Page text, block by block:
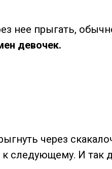
нее прыгать,
девочек.
через
следующему. И так